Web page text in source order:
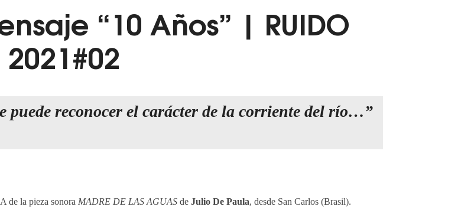
“10 Años” | RUIDO
2021#02
puede reconocer el carácter de la corriente del río…”
de la pieza sonora MADRE DE LAS AGUAS de Julio De Paula, desde San Carlos (Brasil).